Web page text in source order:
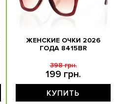
ЖЕНСКИЕ ОЧКИ 2026
ГОДА 8415BR
199 грн.
398 грн.
КУПИТЬ